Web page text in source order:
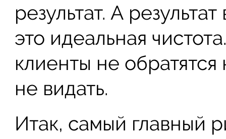
результат. А
это идеальная
клиенты не
не видать.
Итак, самый главный